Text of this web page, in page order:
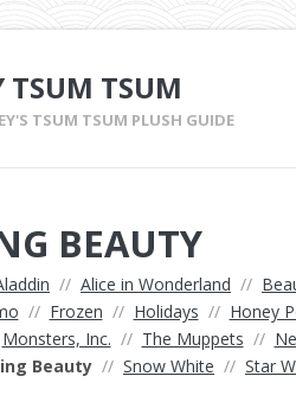
TSUM TSUM
TSUM TSUM PLUSH GUIDE
BEAUTY
// Alice in Wonderland //
// Frozen // Holidays // Honey
Monsters, Inc. // The Muppets //
Beauty // Snow White // Star